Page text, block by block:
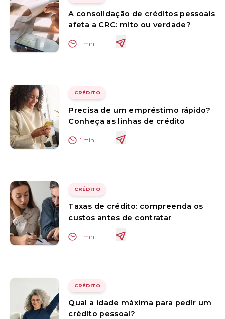
A consolidação de créditos pessoais
afeta a CRC: mito ou verdade?
1 min
CRÉDITO
Precisa de um empréstimo rápido?
Conheça as linhas de crédito
1 min
CRÉDITO
Taxas de crédito: compreenda os
custos antes de contratar
1 min
CRÉDITO
Qual a idade máxima para pedir um
crédito pessoal?